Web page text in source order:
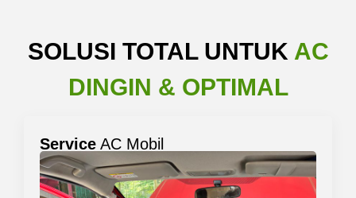
SOLUSI TOTAL UNTUK AC
DINGIN & OPTIMAL
Service AC Mobil